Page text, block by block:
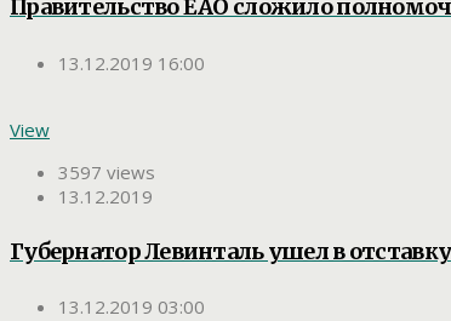
Правительство ЕАО сложило
13.12.2019 16:00
View
3597 views
13.12.2019
Губернатор Левинталь ушел в
13.12.2019 03:00